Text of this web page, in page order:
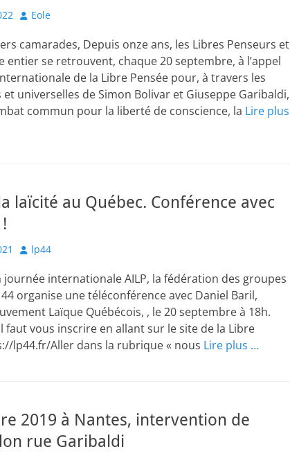
Author
Eole
camarades, Depuis onze ans, les Libres Penseurs et
entier se retrouvent, chaque 20 septembre, à l’appel
de la Libre Pensée pour, à travers les
universelles de Simon Bolivar et Giuseppe Garibaldi,
commun pour la liberté de conscience, la Lire plus
laïcité au Québec. Conférence avec
Author
lp44
journée internationale AILP, la fédération des groupes
organise une téléconférence avec Daniel Baril,
Laïque Québécois, , le 20 septembre à 18h.
faut vous inscrire en allant sur le site de la Libre
lp44.fr/Aller dans la rubrique « nous Lire plus …
2019 à Nantes, intervention de
rue Garibaldi